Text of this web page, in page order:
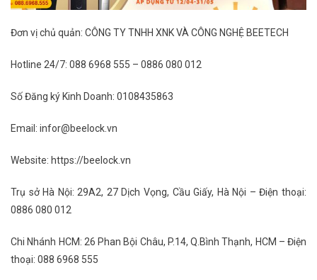
Đơn vị chủ quản: CÔNG TY TNHH XNK VÀ CÔNG NGHỆ BEETECH
Hotline 24/7: 088 6968 555 – 0886 080 012
Số Đăng ký Kinh Doanh: 0108435863
Email: infor@beelock.vn
Website: https://beelock.vn
Trụ sở Hà Nội: 29A2, 27 Dịch Vọng, Cầu Giấy, Hà Nội – Điện thoại:
0886 080 012
Chi Nhánh HCM: 26 Phan Bội Châu, P.14, Q.Bình Thạnh, HCM – Điện
thoại: 088 6968 555